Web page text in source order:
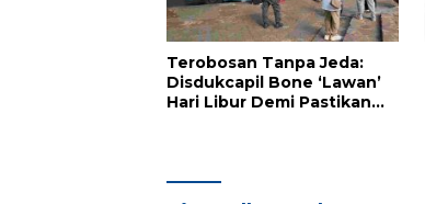
Terobosan Tanpa Jeda:
Disdukcapil Bone ‘Lawan’
Hari Libur Demi Pastikan